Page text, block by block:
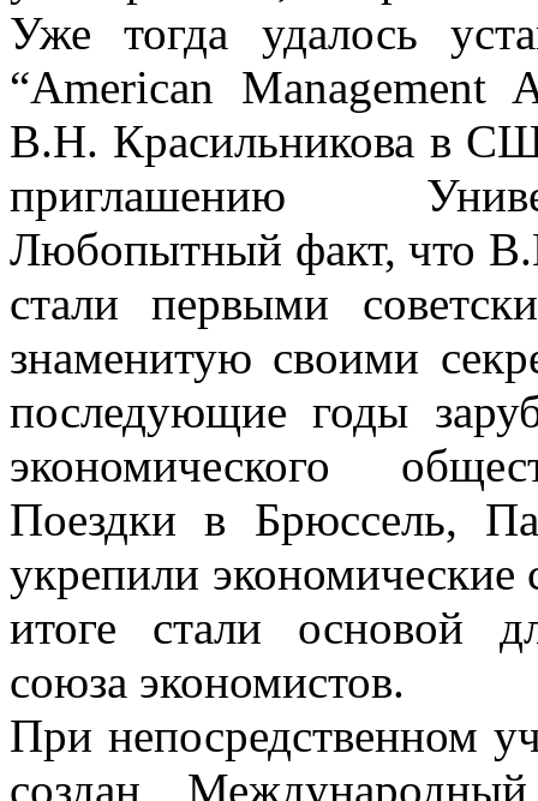
Уже тогда удалось
“American Management
В.Н. Красильникова в
приглашению
Любопытный факт, что
стали первыми
знаменитую своими
последующие годы
экономического
Поездки в Брюссель,
укрепили
итоге стали основой
союза экономистов.
При непосредственном
создан